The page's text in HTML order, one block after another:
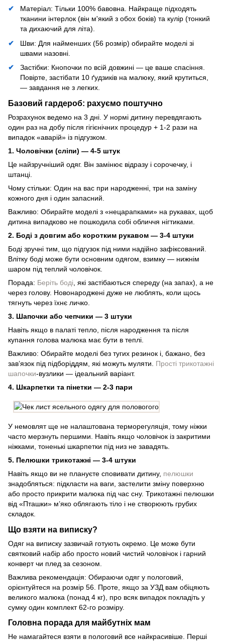
Матеріал: Тільки 100% бавовна. Найкраще підходять
тканини інтерлок (він м'який з обох боків) та кулір (тонкий
та дихаючий для літа).
Шви: Для найменших (56 розмір) обирайте моделі зі
швами назовні.
Застібки: Кнопочки по всій довжині — це ваше спасіння.
Повірте, застібати 10 ґудзиків на малюку, який крутиться,
— завдання не з легких.
Базовий гардероб: рахуємо поштучно
Розрахунок ведемо на 3 дні. У нормі дитину перевдягають
один раз на добу після гігієнічних процедур + 1-2 рази на
випадок «аварій» із підгузком.
1. Чоловічки (сліпи) — 4-5 штук
Це найзручніший одяг. Він замінює відразу і сорочечку, і
штанці.
Чому стільки: Один на вас при народженні, три на заміну
кожного дня і один запасний.
Важливо: Обирайте моделі з «нецарапками» на рукавах, щоб
дитина випадково не пошкодила собі обличчя нігтиками.
2. Боді з довгим або коротким рукавом — 3-4 штуки
Боді зручні тим, що підгузок під ними надійно зафіксований.
Влітку боді може бути основним одягом, взимку — нижнім
шаром під теплий чоловічок.
Порада: Беріть боді , які застібаються спереду (на запах), а не
через голову. Новонароджені дуже не люблять, коли щось
тягнуть через їхнє личко.
3. Шапочки або чепчики — 3 штуки
Навіть якщо в палаті тепло, після народження та після
купання голова малюка має бути в теплі.
Важливо: Обирайте моделі без тугих резинок і, бажано, без
зав’язок під підборіддям, які можуть муляти. Прості трикотажні
шапочки-вузлики — ідеальний варіант.
4. Шкарпетки та пінетки — 2-3 пари
У немовлят ще не налаштована терморегуляція, тому ніжки
часто мерзнуть першими. Навіть якщо чоловічок із закритими
ніжками, тоненькі шкарпетки під низ не завадять.
5. Пелюшки трикотажні — 3-4 штуки
Навіть якщо ви не плануєте сповивати дитину, пелюшки
знадобляться: підкласти на ваги, застелити зміну поверхню
або просто прикрити малюка під час сну. Трикотажні пелюшки
від «Пташки» м’яко облягають тіло і не створюють грубих
складок.
Що взяти на виписку?
Одяг на виписку зазвичай готують окремо. Це може бути
святковий набір або просто новий чистий чоловічок і гарний
конверт чи плед за сезоном.
Важлива рекомендація: Обираючи одяг у пологовий,
орієнтуйтеся на розмір 56. Проте, якщо за УЗД вам обіцяють
великого малюка (понад 4 кг), про всяк випадок покладіть у
сумку один комплект 62-го розміру.
Головна порада для майбутніх мам
Не намагайтеся взяти в пологовий все найкрасивіше. Перші